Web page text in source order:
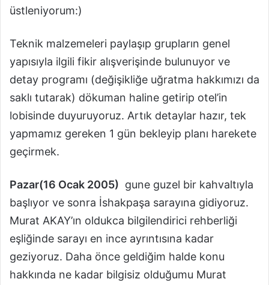
üstleniyorum:)
Teknik malzemeleri paylaşıp grupların genel
yapısıyla ilgili fikir alışverişinde bulunuyor ve
detay programı (değişikliğe uğratma hakkımızı da
saklı tutarak) dökuman haline getirip otel’in
lobisinde duyuruyoruz. Artık detaylar hazır, tek
yapmamız gereken 1 gün bekleyip planı harekete
geçirmek.
Pazar(16 Ocak 2005) gune guzel bir kahvaltıyla
başlıyor ve sonra İshakpaşa sarayına gidiyoruz.
Murat AKAY’ın oldukca bilgilendirici rehberliği
eşliğinde sarayı en ince ayrıntısına kadar
geziyoruz. Daha önce geldiğim halde konu
hakkında ne kadar bilgisiz olduğumu Murat